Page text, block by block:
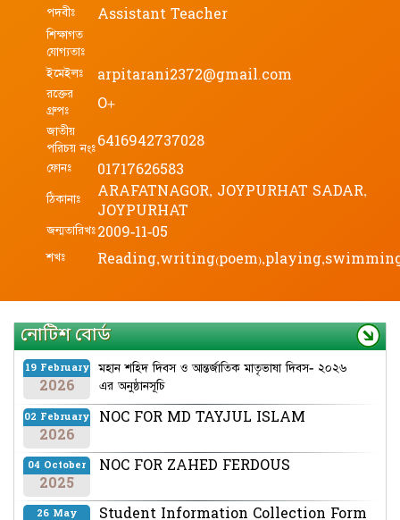
পদবীঃ
Assistant Teacher
শিক্ষাগত
যোগ্যতাঃ
ইমেইলঃ
arpitarani2372@gmail.com
রক্তের
গ্রুপঃ
O+
জাতীয়
পরিচয় নংঃ6416942737028
ফোনঃ
01717626583
ঠিকানাঃ
ARAFATNAGOR, JOYPURHAT SADAR,
JOYPURHAT
জন্মতারিখঃ2009-11-05
শখঃ
নোটিশ বোর্ড
19 February
2026
মহান শহিদ দিবস ও আন্তর্জাতিক মাতৃভাষা দিবস- ২০২৬
এর অনুষ্ঠানসূচি
02 February
2026
NOC FOR MD TAYJUL ISLAM
04 October
2025
NOC FOR ZAHED FERDOUS
26 May
Student Information Collection Form